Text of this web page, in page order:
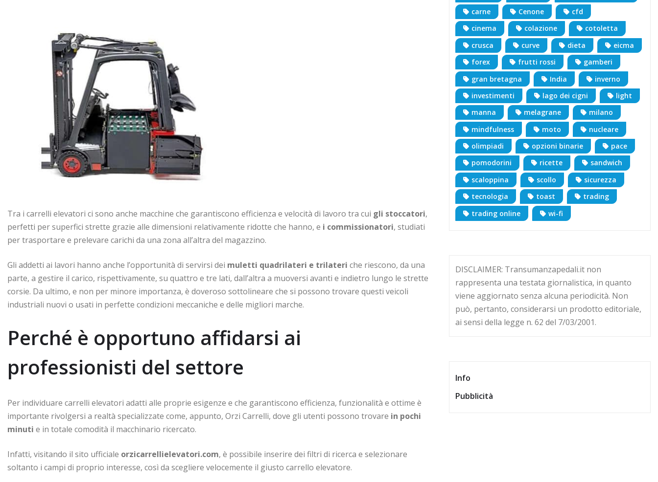
Tra i carrelli elevatori ci sono anche macchine che garantiscono efficienza e velocità di lavoro tra cui gli stoccatori,
perfetti per superfici strette grazie alle dimensioni relativamente ridotte che hanno, e i commissionatori, studiati
per trasportare e prelevare carichi da una zona all’altra del magazzino.
Gli addetti ai lavori hanno anche l’opportunità di servirsi dei muletti quadrilateri e trilateri che riescono, da una
parte, a gestire il carico, rispettivamente, su quattro e tre lati, dall’altra a muoversi avanti e indietro lungo le strette
corsie. Da ultimo, e non per minore importanza, è doveroso sottolineare che si possono trovare questi veicoli
industriali nuovi o usati in perfette condizioni meccaniche e delle migliori marche.
Perché è opportuno affidarsi ai
professionisti del settore
Per individuare carrelli elevatori adatti alle proprie esigenze e che garantiscono efficienza, funzionalità e ottime è
importante rivolgersi a realtà specializzate come, appunto, Orzi Carrelli, dove gli utenti possono trovare in pochi
minuti e in totale comodità il macchinario ricercato.
Infatti, visitando il sito ufficiale orzicarrellielevatori.com, è possibile inserire dei filtri di ricerca e selezionare
soltanto i campi di proprio interesse, così da scegliere velocemente il giusto carrello elevatore.
carne
Cenone
cfd
cinema
colazione
cotoletta
crusca
curve dieta
eicma
forex
frutti rossi
gamberi
gran bretagna
India
inverno
investimenti
lago dei cigni
light
manna
melagrane
milano
mindfulness
moto
nucleare
olimpiadi
opzioni binarie
pace
pomodorini
ricette
sandwich
scaloppina
scollo
sicurezza
tecnologia
toast
trading
trading online
wi-fi
DISCLAIMER: Transumanzapedali.it non
rappresenta una testata giornalistica, in quanto
viene aggiornato senza alcuna periodicità. Non
può, pertanto, considerarsi un prodotto editoriale,
ai sensi della legge n. 62 del 7/03/2001.
Info
Pubblicità